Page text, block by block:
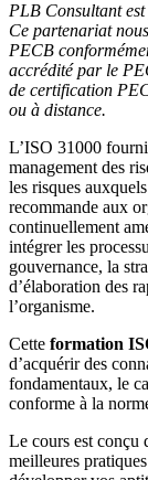
PLB Consultant
Ce partenariat
PECB
accrédité par le
de certification
ou à distance.
L’ISO 31000
management des
les risques
recommande aux
continuellement
intégrer les
gouvernance, la
d’élaboration des
l’organisme.
Cette formation
d’acquérir des
fondamentaux, le
conforme à la
Le cours est conçu
meilleures